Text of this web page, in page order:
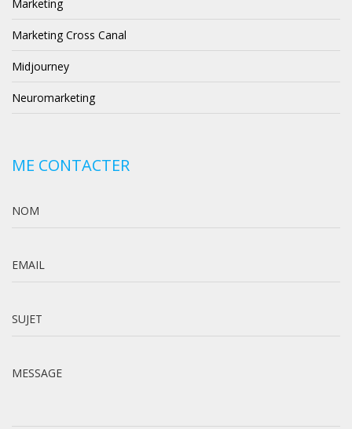
Marketing
Marketing Cross Canal
Midjourney
Neuromarketing
ME CONTACTER
NOM
EMAIL
SUJET
MESSAGE